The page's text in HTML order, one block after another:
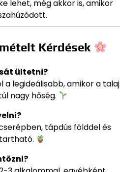
lehet, még akkor is, amikor
Kérdések
ültetni?
a legideálisabb, amikor a talaj
nagy hőség.
tápdús földdel és